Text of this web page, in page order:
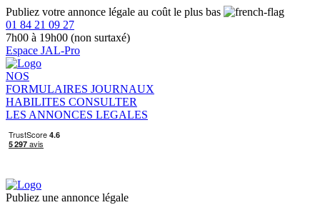
Publiez votre annonce légale au coût le plus bas
01 84 21 09 27
7h00 à 19h00 (non surtaxé)
Espace JAL-Pro
NOS
FORMULAIRES JOURNAUX
HABILITES CONSULTER
LES ANNONCES LEGALES
Publiez une annonce légale